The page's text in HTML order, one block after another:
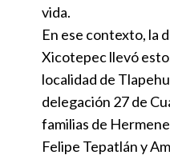
vida.
En ese contexto, la
Xicotepec llevó
localidad de
delegación 27 de
familias de
Felipe Tepatlán y